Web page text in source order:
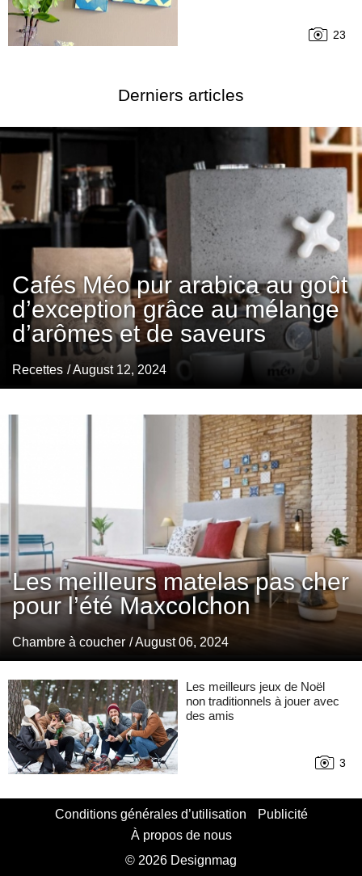
23
Derniers articles
Cafés Méo pur arabica au goût
d’exception grâce au mélange
d’arômes et de saveurs
Recettes / August 12, 2024
Les meilleurs matelas pas cher
pour l’été Maxcolchon
Chambre à coucher / August 06, 2024
Les meilleurs jeux de Noël
non traditionnels à jouer avec
des amis
3
Conditions générales d’utilisation
Publicité
À propos de nous
© 2026 Designmag